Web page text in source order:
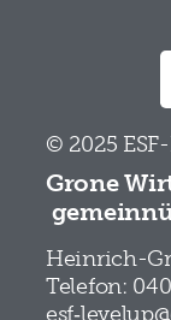
© 2025
Grone
Heinrich-
Telefon: